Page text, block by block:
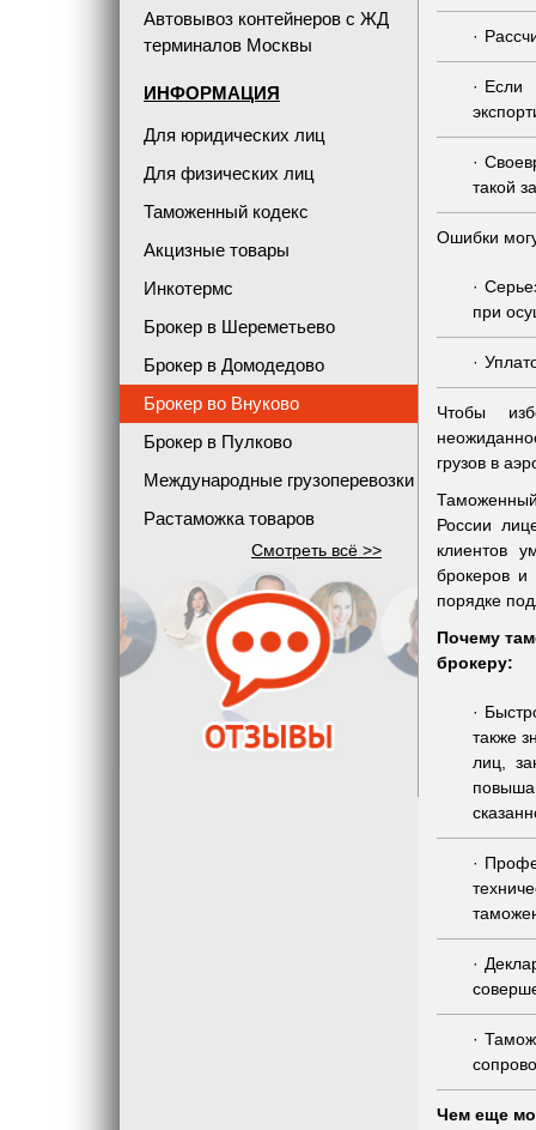
Автовывоз контейнеров с ЖД
терминалов Москвы
ИНФОРМАЦИЯ
Для юридических лиц
Для физических лиц
Таможенный кодекс
Акцизные товары
Инкотермс
Брокер в Шереметьево
Брокер в Домодедово
Брокер во Внуково
Брокер в Пулково
Международные грузоперевозки
Растаможка товаров
Смотреть всё >>
Если
такой
Ошибки
при
Чтобы
грузов в
России
клиентов
брокеров и
порядке
Почему
брокеру:
также
лиц,
Чем еще